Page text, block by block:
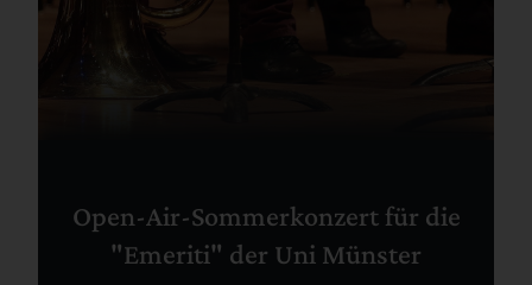
Open-Air-Sommerkonzert für die
"Emeriti" der Uni Münster